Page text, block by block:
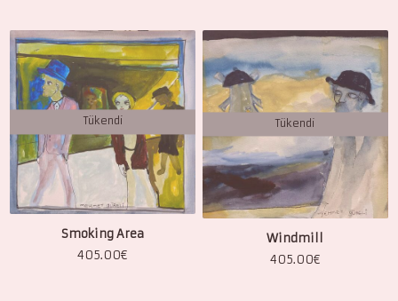
Tükendi
Smoking Area
405.00€
Tükendi
Windmill
405.00€